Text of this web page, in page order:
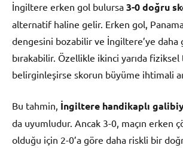
İngiltere erken gol bulursa 3-0 doğru
alternatif haline gelir. Erken gol,
dengesini bozabilir ve İngiltere’ye daha
bırakabilir. Özellikle ikinci yarıda fiziksel
belirginleşirse skorun büyüme ihtimali
Bu tahmin, İngiltere handikaplı
da uyumludur. Ancak 3-0, maçın erken
olduğu için 2-0’a göre daha riskli bir